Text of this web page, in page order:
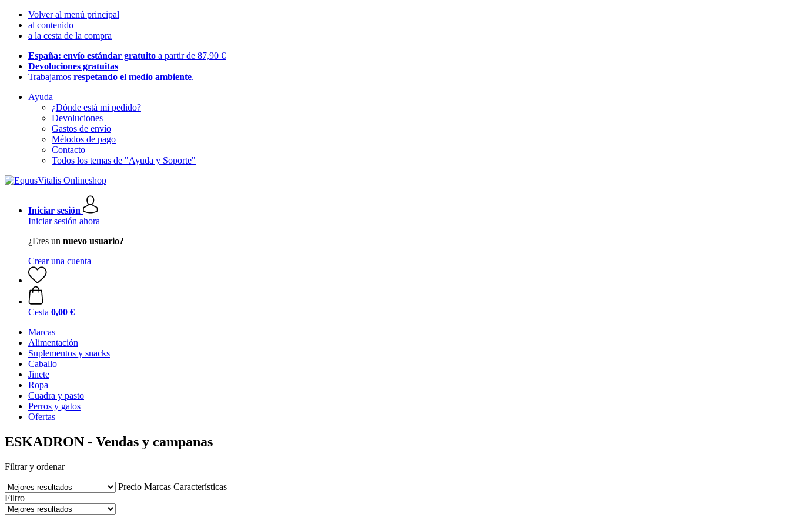
Volver al menú principal
al contenido
a la cesta de la compra
España: envío estándar gratuito a partir de 87,90 €
Devoluciones gratuitas
Trabajamos respetando el medio ambiente.
Ayuda
¿Dónde está mi pedido?
Devoluciones
Gastos de envío
Métodos de pago
Contacto
Todos los temas de "Ayuda y Soporte"
Iniciar sesión
Iniciar sesión ahora
¿Eres un nuevo usuario?
Crear una cuenta
Cesta 0,00 €
Marcas
Alimentación
Suplementos y snacks
Caballo
Jinete
Ropa
Cuadra y pasto
Perros y gatos
Ofertas
ESKADRON - Vendas y campanas
Filtrar y ordenar
Precio Marcas Características
Filtro